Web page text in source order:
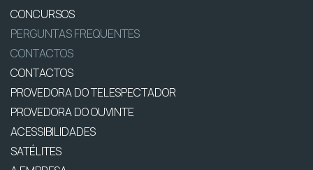
CONCURSOS
PERGUNTAS FREQUENTES
CONTACTOS
CONTACTOS
PROVEDORA DO TELESPECTADOR
PROVEDORA DO OUVINTE
ACESSIBILIDADES
SATÉLITES